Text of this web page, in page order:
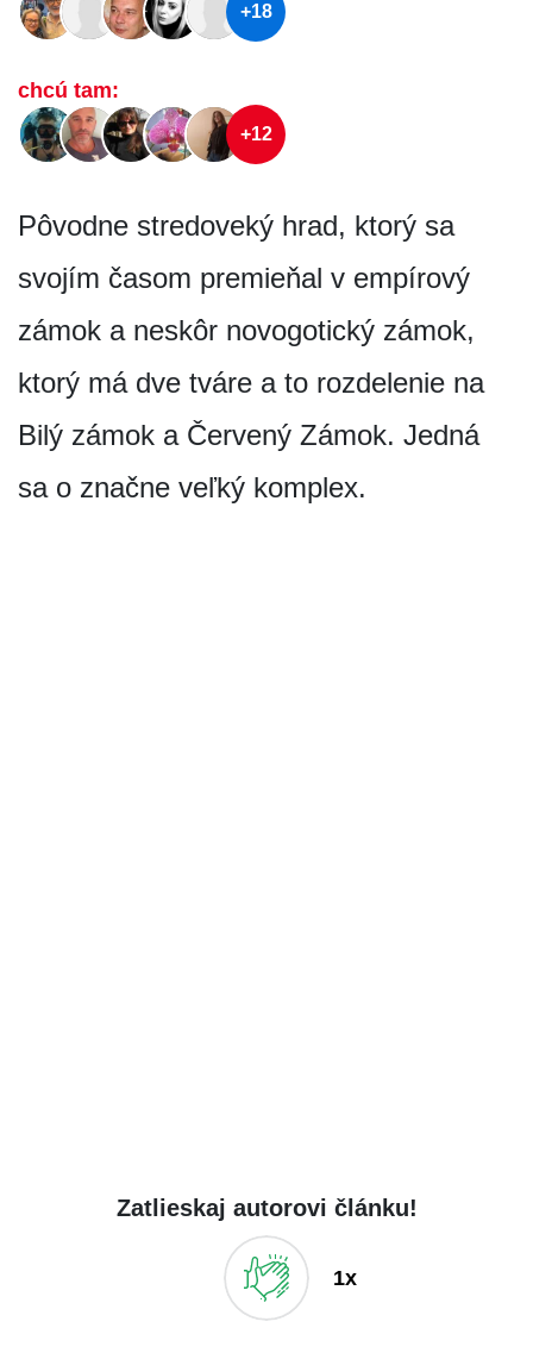
+18
chcú tam:
+12
Pôvodne stredoveký hrad, ktorý sa
svojím časom premieňal v empírový
zámok a neskôr novogotický zámok,
ktorý má dve tváre a to rozdelenie na
Bilý zámok a Červený Zámok. Jedná
sa o značne veľký komplex.
Zatlieskaj autorovi článku!
1x